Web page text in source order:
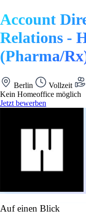
Account
Relations -
(Pharma/
Berlin Vollzeit
Kein Homeoffice möglich
Jetzt bewerben
Auf einen Blick